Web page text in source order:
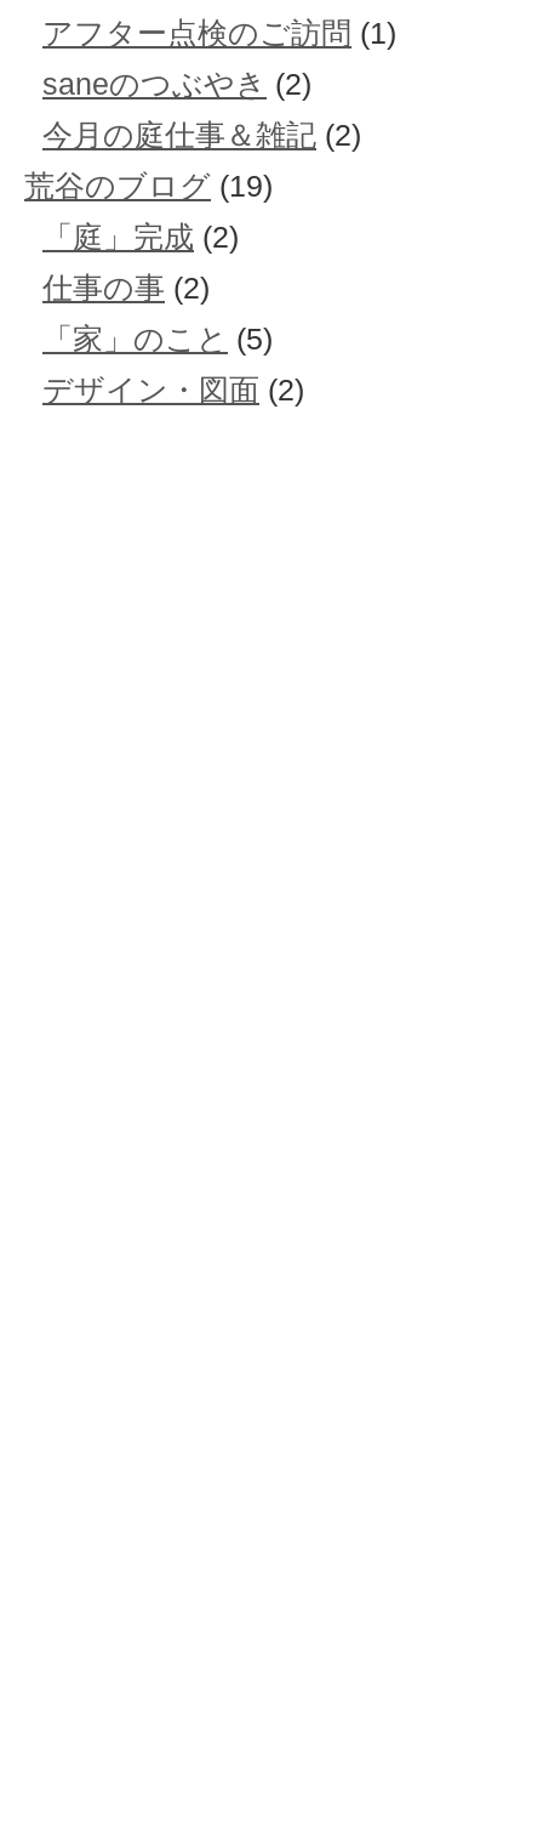
アフター点検のご訪問 (1)
saneのつぶやき (2)
今月の庭仕事＆雑記 (2)
荒谷のブログ (19)
「庭」完成 (2)
仕事の事 (2)
「家」のこと (5)
デザイン・図面 (2)